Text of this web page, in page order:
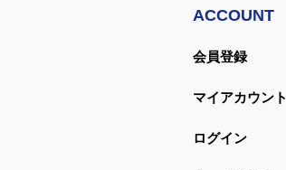
ACCOUNT
会員登録
マイアカウント
ログイン